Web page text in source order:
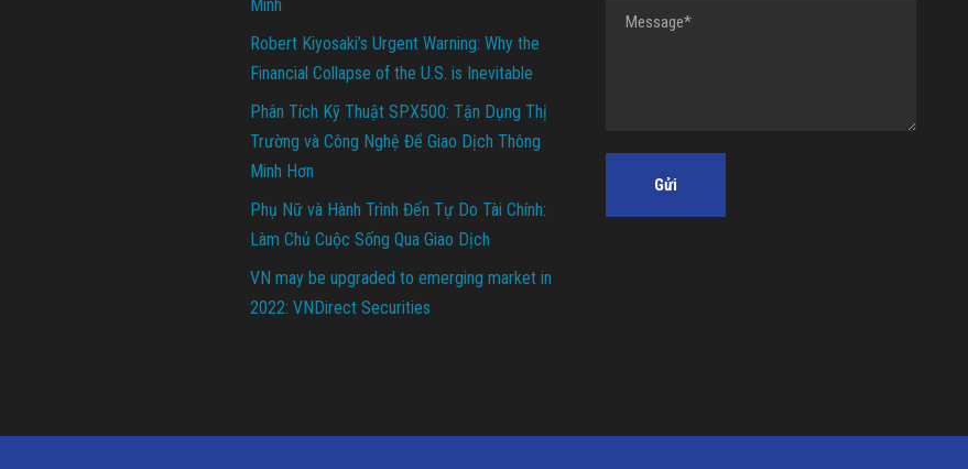
Minh
Robert Kiyosaki’s Urgent Warning: Why the
Financial Collapse of the U.S. is Inevitable
Phân Tích Kỹ Thuật SPX500: Tận Dụng Thị
Trường và Công Nghệ Để Giao Dịch Thông
Minh Hơn
Phụ Nữ và Hành Trình Đến Tự Do Tài Chính:
Làm Chủ Cuộc Sống Qua Giao Dịch
VN may be upgraded to emerging market in
2022: VNDirect Securities